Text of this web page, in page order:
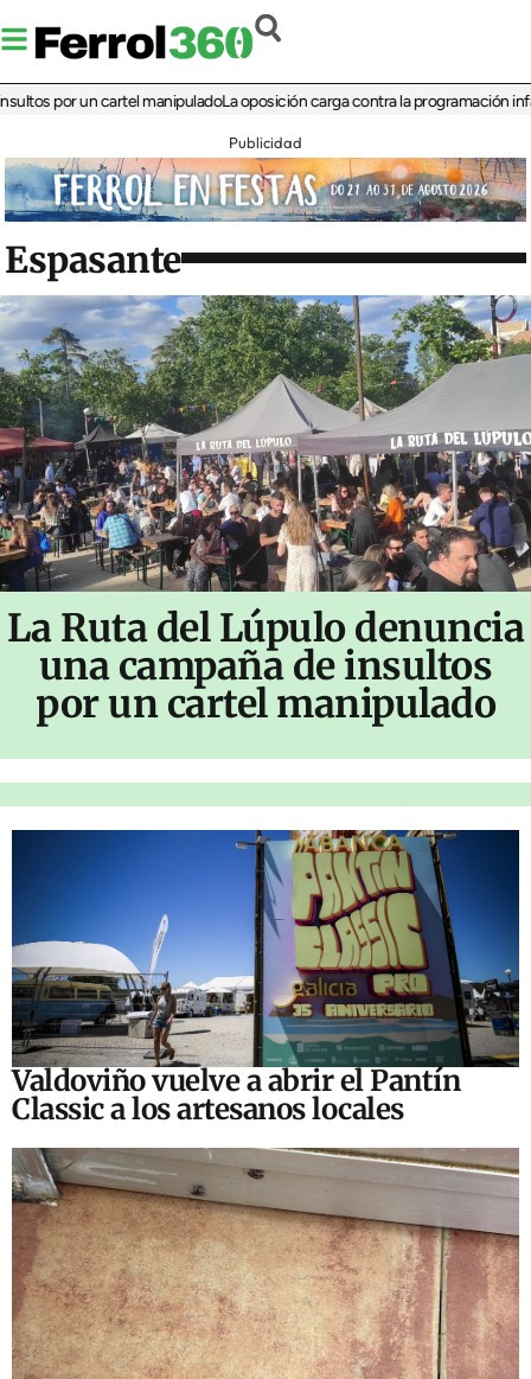
por un cartel manipuladoLa oposición carga contra la programación infantil
Publicidad
Espasante
La Ruta del Lúpulo denuncia
una campaña de insultos
por un cartel manipulado
Valdoviño vuelve a abrir el Pantín
Classic a los artesanos locales